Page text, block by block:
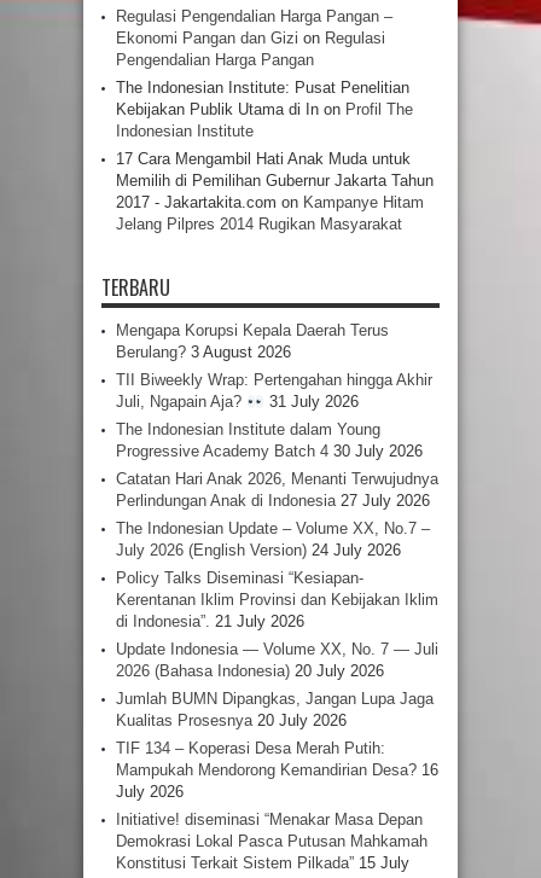
Regulasi Pengendalian Harga Pangan –
Ekonomi Pangan dan Gizi on Regulasi
Pengendalian Harga Pangan
The Indonesian Institute: Pusat Penelitian
Kebijakan Publik Utama di In on Profil The
Indonesian Institute
17 Cara Mengambil Hati Anak Muda untuk
Memilih di Pemilihan Gubernur Jakarta Tahun
2017 - Jakartakita.com on Kampanye Hitam
Jelang Pilpres 2014 Rugikan Masyarakat
TERBARU
Mengapa Korupsi Kepala Daerah Terus
Berulang? 3 August 2026
TII Biweekly Wrap: Pertengahan hingga Akhir
Juli, Ngapain Aja?
31 July 2026
The Indonesian Institute dalam Young
Progressive Academy Batch 4 30 July 2026
Catatan Hari Anak 2026, Menanti Terwujudnya
Perlindungan Anak di Indonesia 27 July 2026
The Indonesian Update – Volume XX, No.7 –
July 2026 (English Version) 24 July 2026
Policy Talks Diseminasi “Kesiapan-
Kerentanan Iklim Provinsi dan Kebijakan Iklim
di Indonesia”. 21 July 2026
Update Indonesia — Volume XX, No. 7 — Juli
2026 (Bahasa Indonesia) 20 July 2026
Jumlah BUMN Dipangkas, Jangan Lupa Jaga
Kualitas Prosesnya 20 July 2026
TIF 134 – Koperasi Desa Merah Putih:
Mampukah Mendorong Kemandirian Desa? 16
July 2026
Initiative! diseminasi “Menakar Masa Depan
Demokrasi Lokal Pasca Putusan Mahkamah
Konstitusi Terkait Sistem Pilkada” 15 July